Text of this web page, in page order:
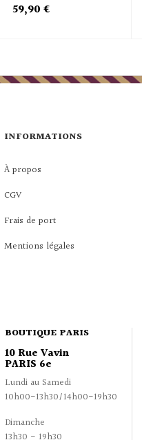
59,90 €
INFORMATIONS
À propos
CGV
Frais de port
Mentions légales
BOUTIQUE PARIS
10 Rue Vavin
PARIS 6e
Lundi au Samedi
10h00-13h30/14h00-19h30
Dimanche